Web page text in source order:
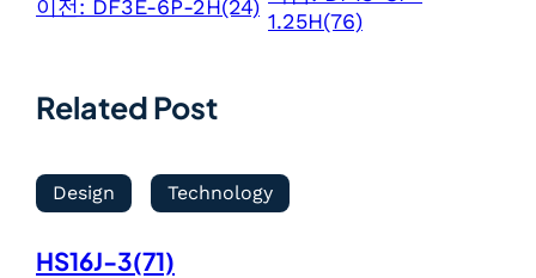
이전: DF3E-6P-2H(24)
1.25H(76)
Related Post
Design Technology
HS16J-3(71)